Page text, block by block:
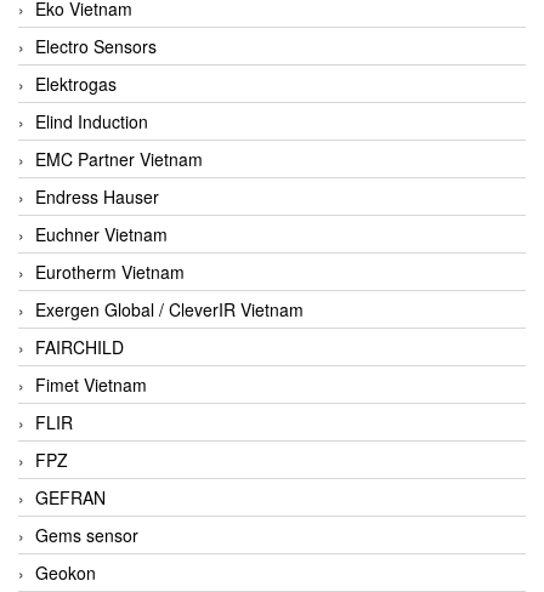
Eko Vietnam
Electro Sensors
Elektrogas
Elind Induction
EMC Partner Vietnam
Endress Hauser
Euchner Vietnam
Eurotherm Vietnam
Exergen Global / CleverIR Vietnam
FAIRCHILD
Fimet Vietnam
FLIR
FPZ
GEFRAN
Gems sensor
Geokon